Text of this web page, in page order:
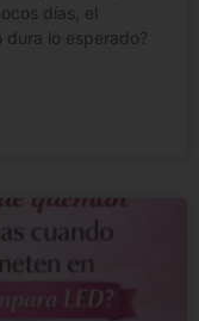
días, el
lo esperado?